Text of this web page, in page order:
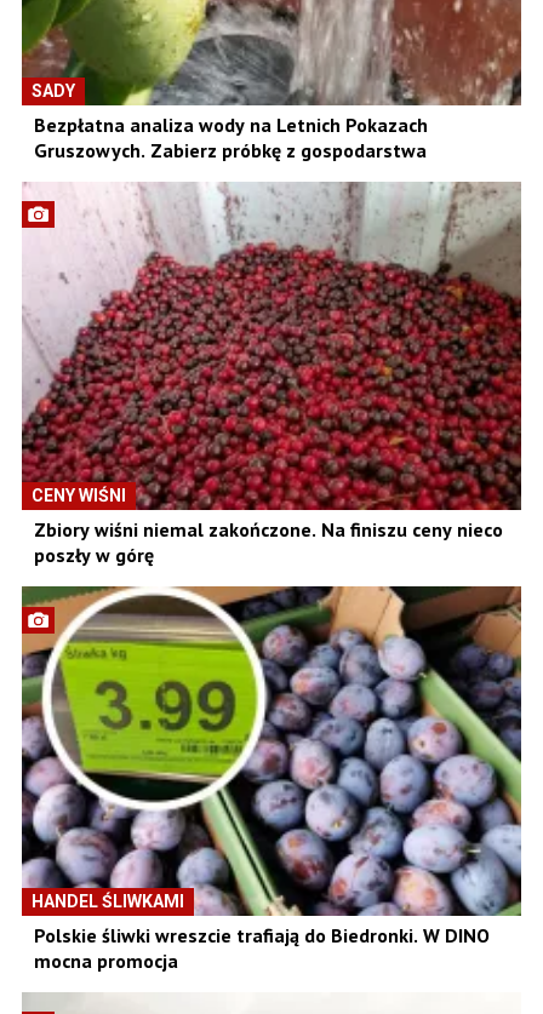
SADY
Bezpłatna analiza wody na Letnich Pokazach
Gruszowych. Zabierz próbkę z gospodarstwa
CENY WIŚNI
Zbiory wiśni niemal zakończone. Na finiszu ceny nieco
poszły w górę
HANDEL ŚLIWKAMI
Polskie śliwki wreszcie trafiają do Biedronki. W DINO
mocna promocja